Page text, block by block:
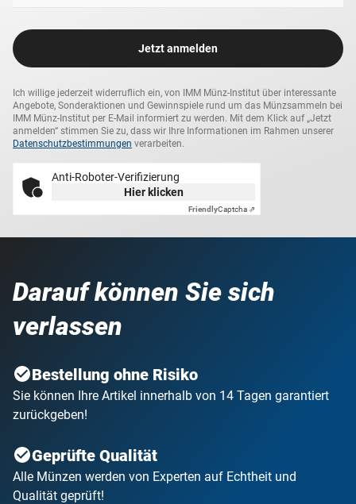
Jetzt anmelden
Ich willige jederzeit widerruflich ein, von IMM Münz-Institut über interessante
Angebote, Sonderaktionen und Gewinnspiele rund um das Münzsammeln bei
IMM Münz-Institut per E-Mail informiert zu werden. Mit dem Klick auf „Jetzt
anmelden“ stimmen Sie zu, dass wir Ihre Informationen im Rahmen unserer
Datenschutzbestimmungen verarbeiten.
Anti-Roboter-Verifizierung
Hier klicken
FriendlyCaptcha ⇗
Darauf können Sie sich
verlassen
Bestellung ohne Risiko
Sie können Ihre Artikel innerhalb von 14 Tagen garantiert
zurückgeben!
Geprüfte Qualität
Alle Münzen werden von Experten auf Echtheit und
Qualität geprüft!